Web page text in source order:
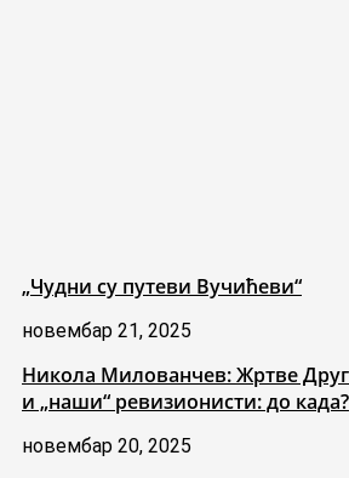
„Чудни су путеви Вучићеви“
новембар 21, 2025
Никола Милованчев: Жртве
и „наши“ ревизионисти: до када?
новембар 20, 2025